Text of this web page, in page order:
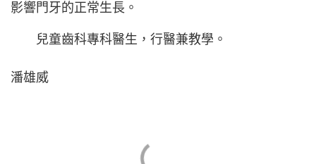
影響門牙的正常生長。
兒童齒科專科醫生，行醫兼教學。
潘雄威